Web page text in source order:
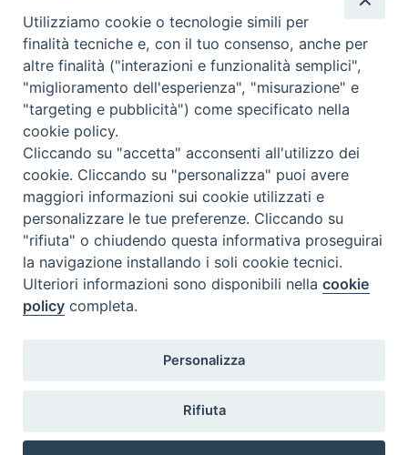
C.F. 94004060268
Orario di segreteria
Lunedì 17.30-19.30
Martedì 17.30-19.30
Mercoledì 17.30-19.30
Giovedì 17.30-19.30
Venerdì chiuso
Sabato 9.30-11.30
Privacy e sicurezza
Utilizziamo cookie o tecnologie simili per
finalità tecniche e, con il tuo consenso, anche per
altre finalità ("interazioni e funzionalità semplici",
"miglioramento dell'esperienza", "misurazione" e
"targeting e pubblicità") come specificato nella
cookie policy.
Cliccando su "accetta" acconsenti all'utilizzo dei
cookie. Cliccando su "personalizza" puoi avere
maggiori informazioni sui cookie utilizzati e
personalizzare le tue preferenze. Cliccando su
"rifiuta" o chiudendo questa informativa proseguirai
la navigazione installando i soli cookie tecnici.
Ulteriori informazioni sono disponibili nellacookie
policy completa.
Personalizza
Rifiuta